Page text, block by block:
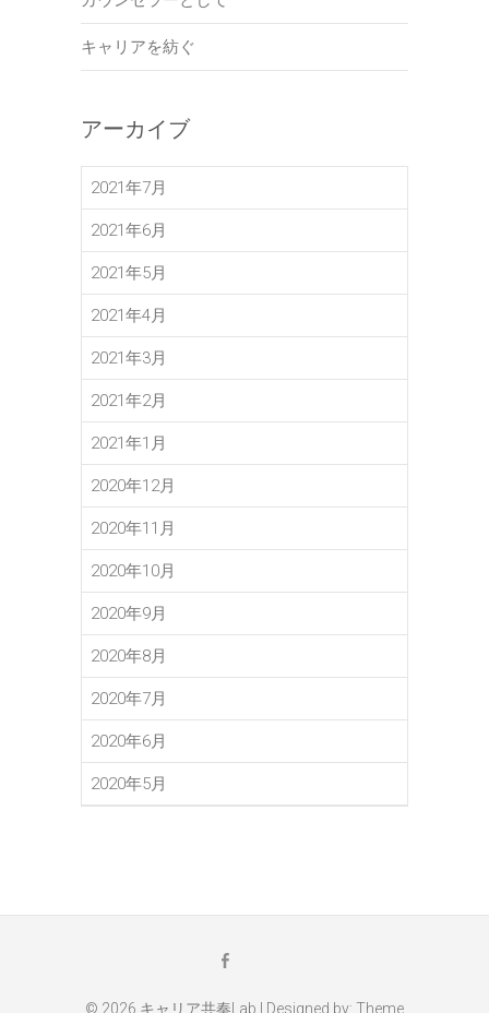
キャリアを紡ぐ
アーカイブ
2021年7月
2021年6月
2021年5月
2021年4月
2021年3月
2021年2月
2021年1月
2020年12月
2020年11月
2020年10月
2020年9月
2020年8月
2020年7月
2020年6月
2020年5月
ル
© 2026 キャリア共奏Lab | Designed by: Theme